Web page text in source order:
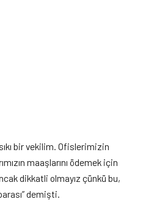
bir vekilim. Ofislerimizin
maaşlarını ödemek için
dikkatli olmayız çünkü bu,
demişti.